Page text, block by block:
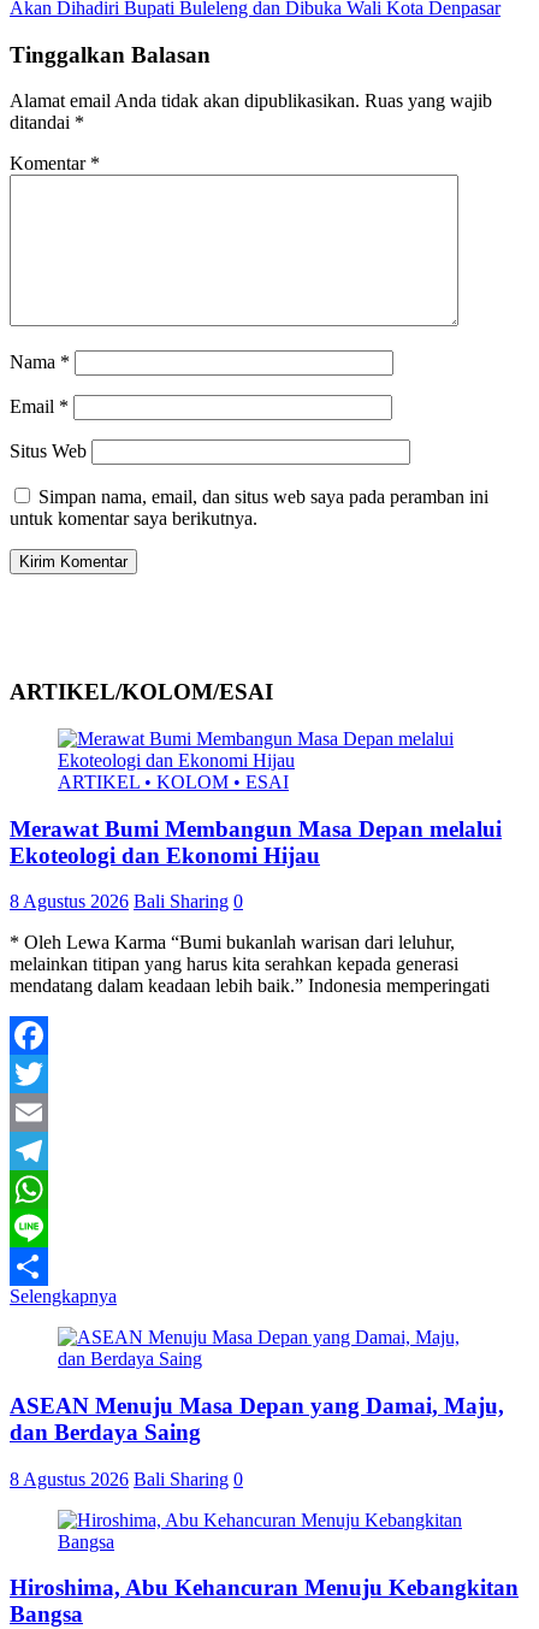
Akan Dihadiri Bupati Buleleng dan Dibuka Wali Kota Denpasar
Tinggalkan Balasan
Alamat email Anda tidak akan dipublikasikan. Ruas yang wajib
ditandai *
Komentar *
Nama *
Email *
Situs Web
Simpan nama, email, dan situs web saya pada peramban ini
untuk komentar saya berikutnya.
ARTIKEL/KOLOM/ESAI
ARTIKEL • KOLOM • ESAI
Merawat Bumi Membangun Masa Depan melalui
Ekoteologi dan Ekonomi Hijau
8 Agustus 2026 Bali Sharing 0
* Oleh Lewa Karma “Bumi bukanlah warisan dari leluhur,
melainkan titipan yang harus kita serahkan kepada generasi
mendatang dalam keadaan lebih baik.” Indonesia memperingati
Facebook
Twitter
Email
Telegram
WhatsApp
Line
Share
Selengkapnya
ASEAN Menuju Masa Depan yang Damai, Maju,
dan Berdaya Saing
8 Agustus 2026 Bali Sharing 0
Hiroshima, Abu Kehancuran Menuju Kebangkitan
Bangsa